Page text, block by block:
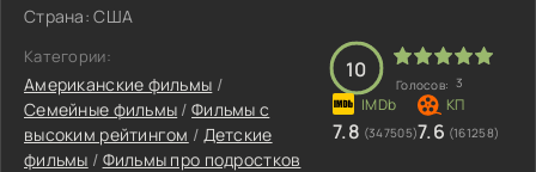
Страна: США
Категории:
Американские фильмы /
Семейные фильмы /Фильмы с
высоким рейтингом / Детские
фильмы / Фильмы про подростков
10
Голосов: 3
7.8 (347505)7.6 (161258)